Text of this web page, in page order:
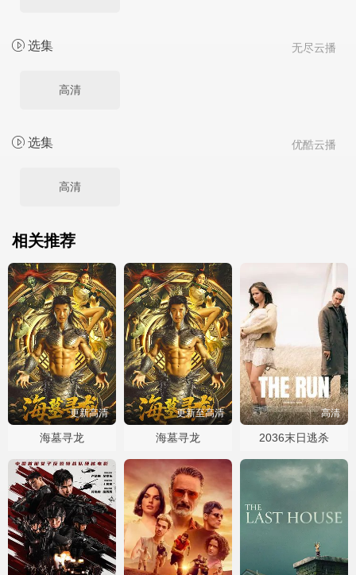
无尽云播
选集
高清
优酷云播
选集
高清
相关推荐
更新高清
海墓寻龙
更新至高清
海墓寻龙
高清
2036末日逃杀